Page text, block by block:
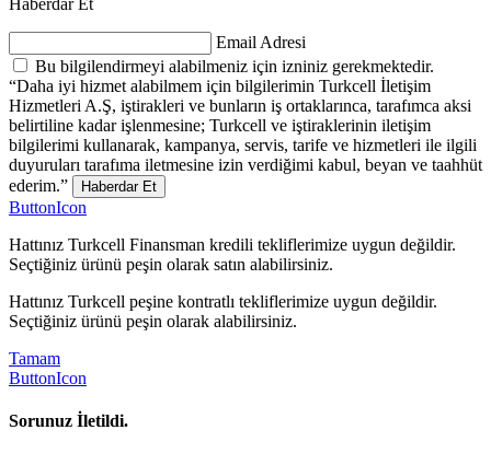
Email Adresi
Bu bilgilendirmeyi alabilmeniz için izniniz gerekmektedir.
“Daha iyi hizmet alabilmem için bilgilerimin Turkcell İletişim
Hizmetleri A.Ş, iştirakleri ve bunların iş ortaklarınca, tarafımca aksi
belirtiline kadar işlenmesine; Turkcell ve iştiraklerinin iletişim
bilgilerimi kullanarak, kampanya, servis, tarife ve hizmetleri ile ilgili
duyuruları tarafıma iletmesine izin verdiğimi kabul, beyan ve taahhüt
ederim.”
Haberdar Et
ButtonIcon
Hattınız Turkcell Finansman kredili tekliflerimize uygun değildir.
Seçtiğiniz ürünü peşin olarak satın alabilirsiniz.
Hattınız Turkcell peşine kontratlı tekliflerimize uygun değildir.
Seçtiğiniz ürünü peşin olarak alabilirsiniz.
Tamam
ButtonIcon
Sorunuz İletildi.